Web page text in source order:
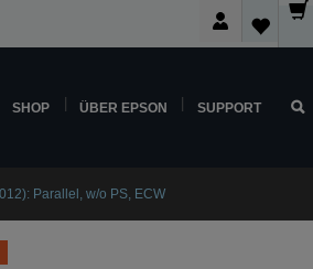
SHOP ÜBER EPSON SUPPORT
Parallel, w/o PS, ECW